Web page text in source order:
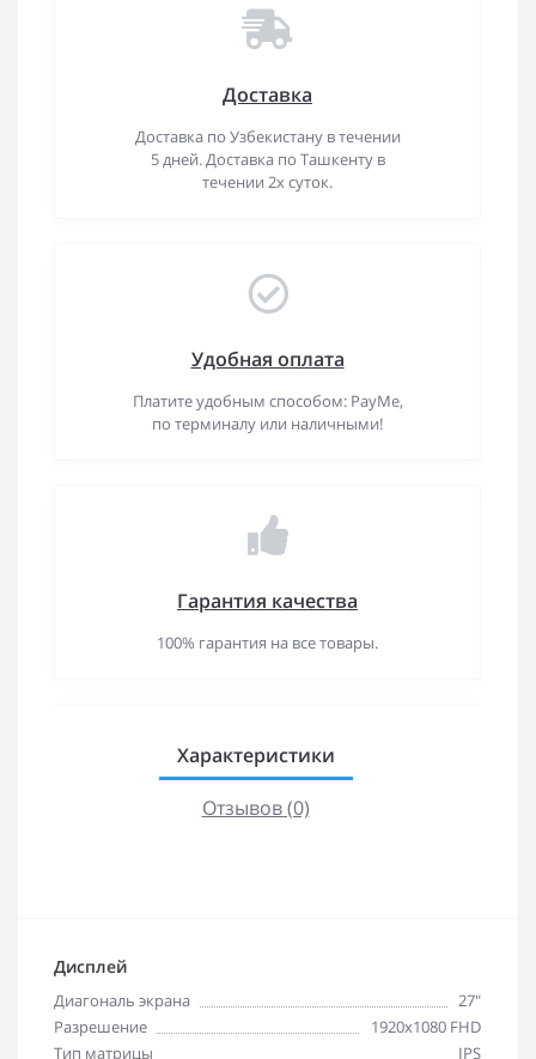
Доставка
Доставка по Узбекистану в течении
5 дней. Доставка по Ташкенту в
течении 2х суток.
Удобная оплата
Платите удобным способом: PayMe,
по терминалу или наличными!
Гарантия качества
100% гарантия на все товары.
Характеристики
Отзывов (0)
Дисплей
Диагональ экрана
27"
Разрешение
1920x1080 FHD
Тип матрицы
IPS